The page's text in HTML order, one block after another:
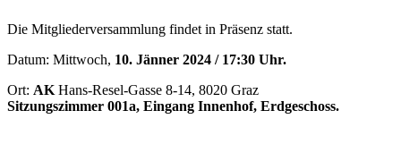
Die Mitgliederversammlung findet in Präsenz statt.
Datum: Mittwoch, 10. Jänner 2024 / 17:30 Uhr.
Ort: AK Hans-Resel-Gasse 8-14, 8020 Graz
Sitzungszimmer 001a, Eingang Innenhof, Erdgeschoss.